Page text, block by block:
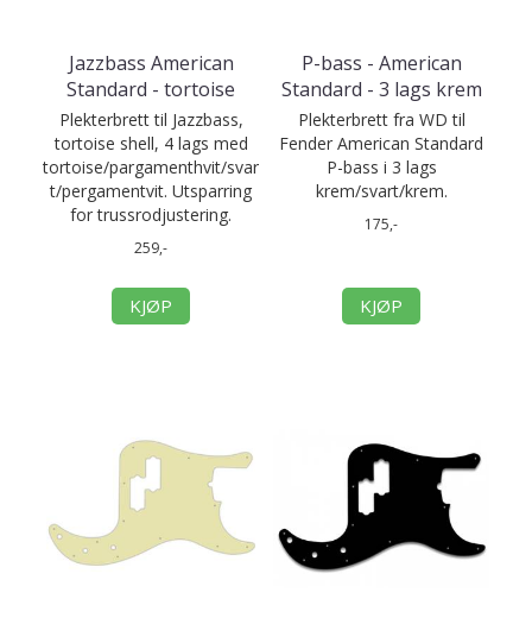
Jazzbass American
Standard - tortoise
Plekterbrett til Jazzbass,
tortoise shell, 4 lags med
tortoise/pargamenthvit/svar
t/pergamentvit. Utsparring
for trussrodjustering.
259,-
KJØP
P-bass - American
Standard - 3 lags krem
Plekterbrett fra WD til
Fender American Standard
P-bass i 3 lags
krem/svart/krem.
175,-
KJØP